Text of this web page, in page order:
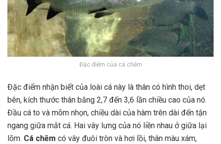
Đặc điểm của cá chẽm
Đặc điểm nhận biết của loài cá này là thân có hình thoi, dẹt
bên, kích thước thân bằng 2,7 đến 3,6 lần chiều cao của nó.
Đầu cá to và mõm nhọn, chiều dài của hàm trên dài đến tận
ngang giữa mắt cá. Hai vây lưng của nó liền nhau ở giữa lại
lõm. Cá chẽm có vây đuôi tròn và hơi lồi, thân màu xám,